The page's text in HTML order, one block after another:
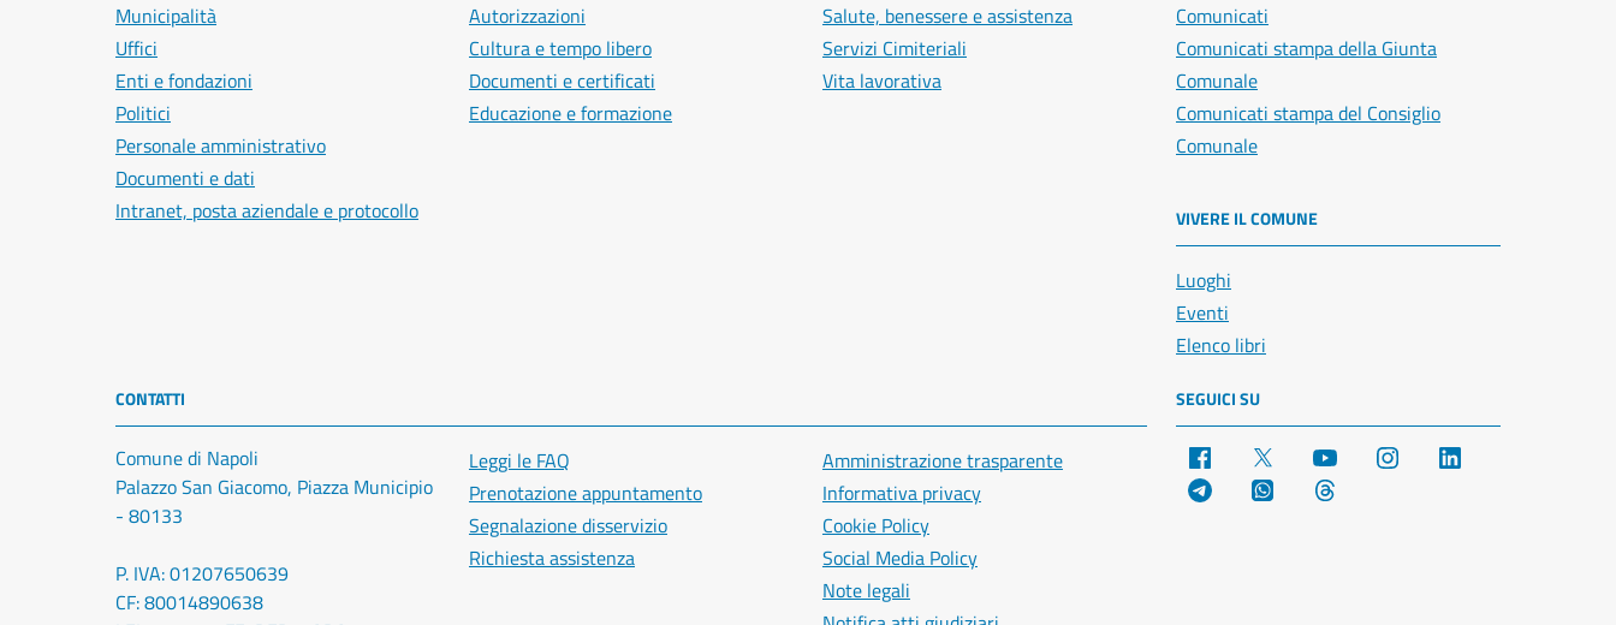
Municipalità
Uffici
Enti e fondazioni
Politici
Personale amministrativo
Documenti e dati
Intranet, posta aziendale e protocollo
Autorizzazioni
Cultura e tempo libero
Documenti e certificati
Educazione e formazione
Salute, benessere e assistenza
Servizi Cimiteriali
Vita lavorativa
Comunicati
Comunicati stampa della Giunta
Comunale
Comunicati stampa del Consiglio
Comunale
VIVERE IL COMUNE
Luoghi
Eventi
Elenco libri
CONTATTI
Comune di Napoli
Palazzo San Giacomo, Piazza Municipio
- 80133
P. IVA: 01207650639
CF: 80014890638
Leggi le FAQ
Prenotazione appuntamento
Segnalazione disservizio
Richiesta assistenza
Amministrazione trasparente
Informativa privacy
Cookie Policy
Social Media Policy
Note legali
SEGUICI SU
Facebook YouTube Instagram
Telegram WhatsApp